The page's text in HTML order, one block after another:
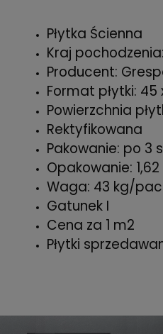
Płytka Ścienna
Kraj
Producent:
Format płytki: 45
Powierzchnia
Rektyfikowana
Pakowanie: po 3
Opakowanie:
Waga: 43 kg/
Gatunek I
Cena za 1 m2
Płytki